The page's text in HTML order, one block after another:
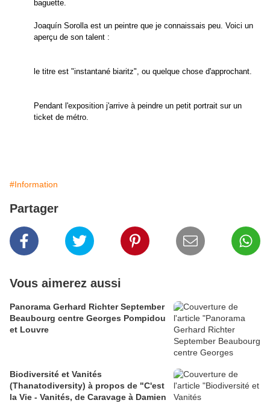
baguette.
Joaquín Sorolla est un peintre que je connaissais peu. Voici un
aperçu de son talent :
le titre est "instantané biaritz", ou quelque chose d'approchant.
Pendant l'exposition j'arrive à peindre un petit portrait sur un
ticket de métro.
#Information
Partager
Vous aimerez aussi
Panorama Gerhard Richter September
Beaubourg centre Georges Pompidou
et Louvre
Biodiversité et Vanités
(Thanatodiversity) à propos de "C'est
la Vie - Vanités, de Caravage à Damien